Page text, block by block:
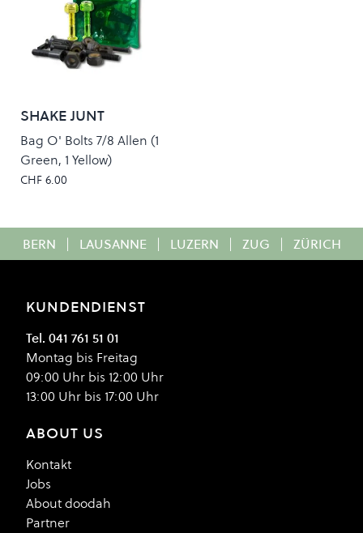
SHAKE JUNT
Bag O' Bolts 7/8 Allen (1
Green, 1 Yellow)
CHF 6.00
BERN | LAUSANNE | LUZERN | ZUG | ZÜRICH
KUNDENDIENST
Tel. 041 761 51 01
Montag bis Freitag
09:00 Uhr bis 12:00 Uhr
13:00 Uhr bis 17:00 Uhr
ABOUT US
Kontakt
Jobs
About doodah
Partner